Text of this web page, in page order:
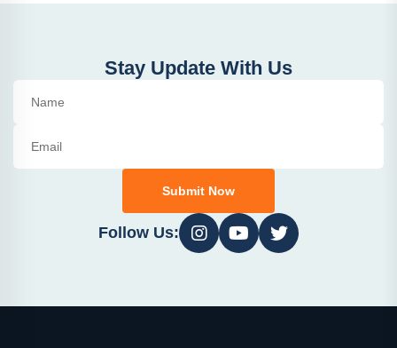
Stay Update With Us
Submit Now
Follow Us: